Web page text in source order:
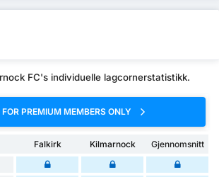
FC's individuelle lagcornerstatistikk.
PREMIUM MEMBERS ONLY
Falkirk Kilmarnock
Gjennomsnitt